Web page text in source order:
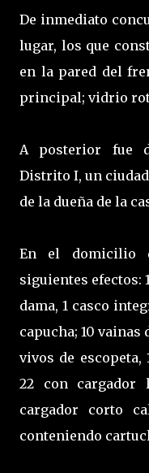
De inmediato
lugar, los que
en la pared del
principal; vidrio
A posterior fue
Distrito I, un
de la dueña de la
En el domicilio
siguientes efectos:
dama, 1 casco
capucha; 10 vainas
vivos de
22 con cargador
cargador corto
conteniendo